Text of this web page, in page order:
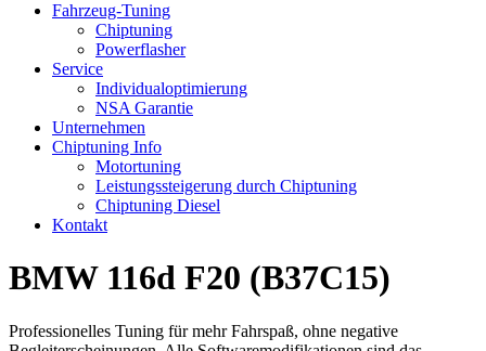
Fahrzeug-Tuning
Chiptuning
Powerflasher
Service
Individualoptimierung
NSA Garantie
Unternehmen
Chiptuning Info
Motortuning
Leistungssteigerung durch Chiptuning
Chiptuning Diesel
Kontakt
BMW 116d F20 (B37C15)
Professionelles Tuning für mehr Fahrspaß, ohne negative